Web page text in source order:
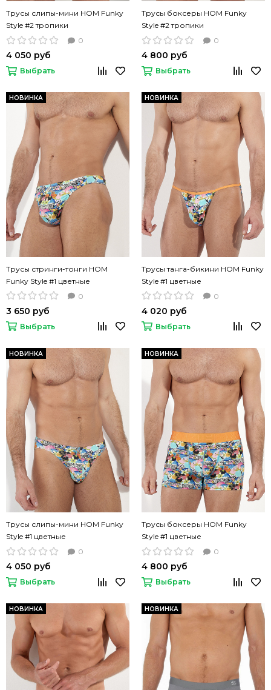
Трусы слипы-мини HOM Funky
Style #2 тропики
0
4 050 руб
Выбрать
Трусы боксеры HOM Funky
Style #2 тропики
0
4 800 руб
Выбрать
НОВИНКА
Трусы стринги-тонги HOM
Funky Style #1 цветные
0
3 650 руб
Выбрать
НОВИНКА
Трусы танга-бикини HOM Funky
Style #1 цветные
0
4 020 руб
Выбрать
НОВИНКА
Трусы слипы-мини HOM Funky
Style #1 цветные
0
4 050 руб
Выбрать
НОВИНКА
Трусы боксеры HOM Funky
Style #1 цветные
0
4 800 руб
Выбрать
НОВИНКА НОВИНКА